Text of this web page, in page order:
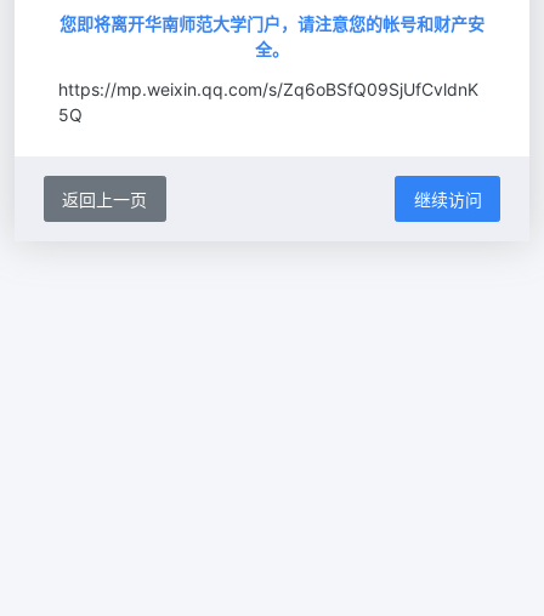
您即将离开华南师范大学门户，请注意您的帐号和财产安
全。
https://mp.weixin.qq.com/s/Zq6oBSfQ09SjUfCvldnK
5Q
返回上一页 继续访问